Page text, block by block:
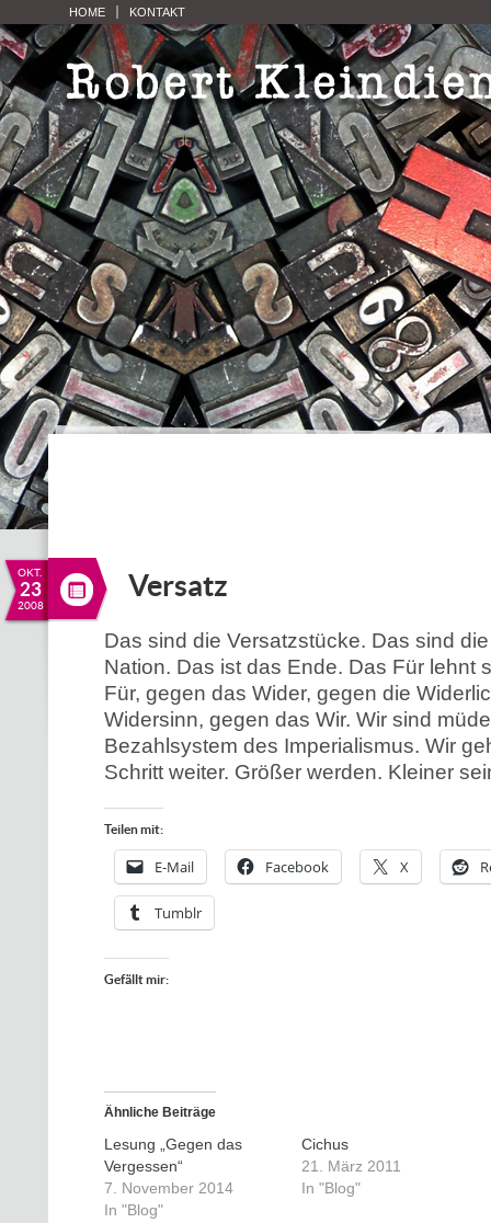
HOME KONTAKT
OKT.
23
2008
Versatz
Das sind die Versatzstücke. Das sind
Nation. Das ist das Ende. Das Für lehnt
Für, gegen das Wider, gegen die
Widersinn, gegen das Wir. Wir sind
Bezahlsystem des Imperialismus. Wir
Schritt weiter. Größer werden. Kleiner
Teilen mit:
E-Mail Facebook X
Tumblr
Gefällt mir:
Ähnliche Beiträge
Lesung „Gegen das
Vergessen“
7. November 2014
In "Blog"
Cichus
21. März 2011
In "Blog"